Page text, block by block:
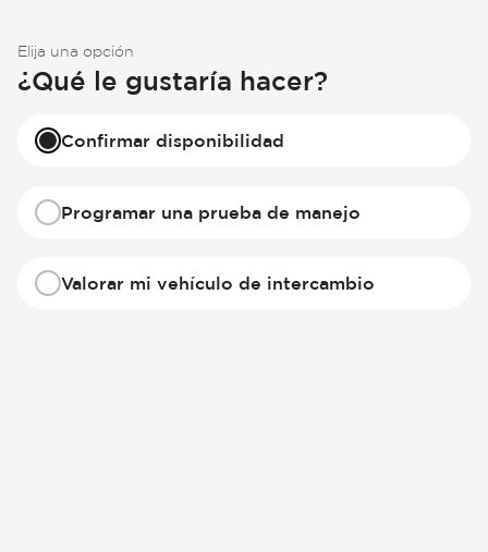
Elija una opción
¿Qué le gustaría hacer?
Confirmar disponibilidad
Programar una prueba de manejo
Valorar mi vehículo de intercambio